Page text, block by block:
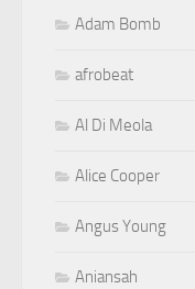
Adam Bomb
afrobeat
Al Di Meola
Alice Cooper
Angus Young
Aniansah